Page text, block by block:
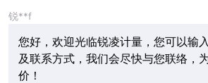
锐**f
您好，欢迎光临锐凌计量，您可以输
及联系方式，我们会尽快与您联络，
价！